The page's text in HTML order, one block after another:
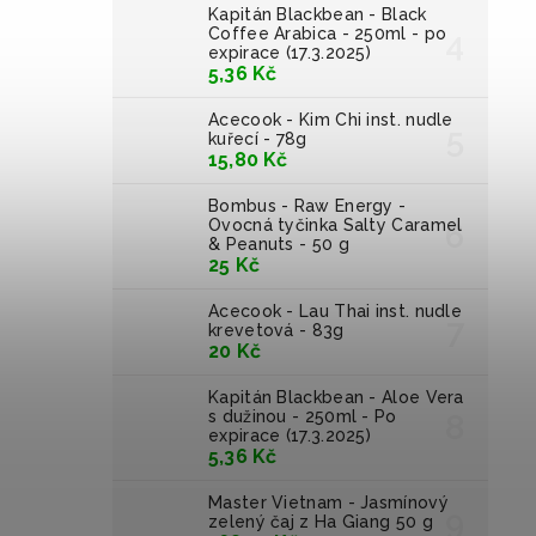
Kapitán Blackbean - Black
Coffee Arabica - 250ml - po
expirace (17.3.2025)
5,36 Kč
Acecook - Kim Chi inst. nudle
kuřecí - 78g
15,80 Kč
Bombus - Raw Energy -
Ovocná tyčinka Salty Caramel
& Peanuts - 50 g
25 Kč
Acecook - Lau Thai inst. nudle
krevetová - 83g
20 Kč
Kapitán Blackbean - Aloe Vera
s dužinou - 250ml - Po
expirace (17.3.2025)
5,36 Kč
Master Vietnam - Jasmínový
zelený čaj z Ha Giang 50 g